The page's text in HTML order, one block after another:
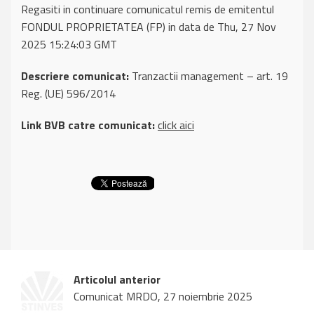
Regasiti in continuare comunicatul remis de emitentul
FONDUL PROPRIETATEA (FP) in data de Thu, 27 Nov
2025 15:24:03 GMT
Descriere comunicat: Tranzactii management – art. 19
Reg. (UE) 596/2014
Link BVB catre comunicat:click aici
Articolul anterior
Comunicat MRDO, 27 noiembrie 2025